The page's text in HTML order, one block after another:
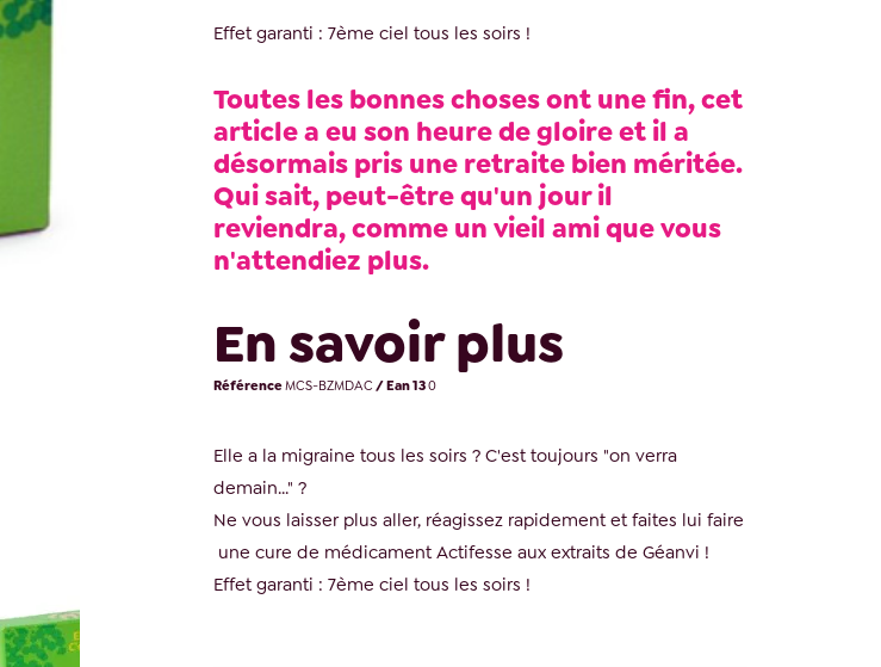
Effet garanti : 7ème ciel tous les soirs !
Toutes les bonnes choses ont une fin, cet
article a eu son heure de gloire et il a
désormais pris une retraite bien méritée.
Qui sait, peut-être qu'un jour il
reviendra, comme un vieil ami que vous
n'attendiez plus.
En savoir plus
RéférenceMCS-BZMDAC / Ean 130
Elle a la migraine tous les soirs ? C'est toujours "on verra
demain..." ?
Ne vous laisser plus aller, réagissez rapidement et faites lui faire
une cure de médicament Actifesse aux extraits de Géanvi !
Effet garanti : 7ème ciel tous les soirs !